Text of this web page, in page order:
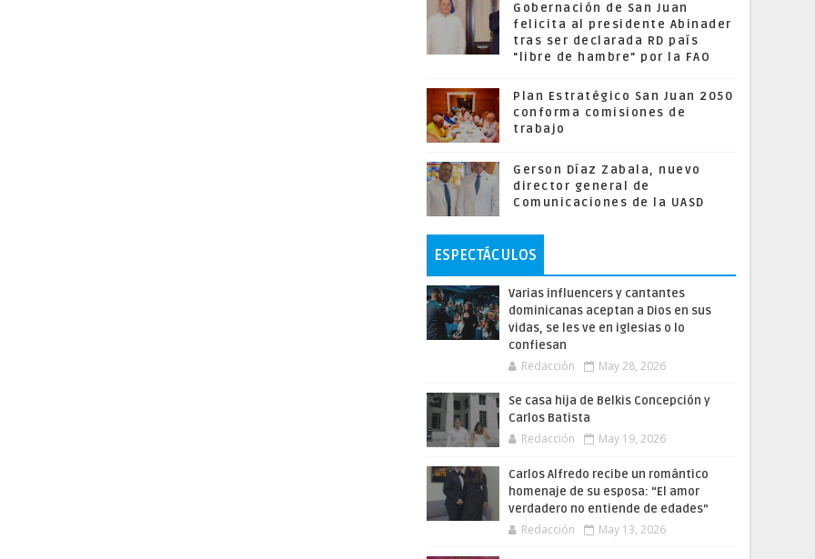
Gobernación de San Juan
felicita al presidente Abinader
tras ser declarada RD país
"libre de hambre" por la FAO
Plan Estratégico San Juan 2050
conforma comisiones de
trabajo
Gerson Díaz Zabala, nuevo
director general de
Comunicaciones de la UASD
ESPECTÁCULOS
Varias influencers y cantantes
dominicanas aceptan a Dios en sus
vidas, se les ve en iglesias o lo
confiesan
Redacción May 28, 2026
Se casa hija de Belkis Concepción y
Carlos Batista
Redacción May 19, 2026
Carlos Alfredo recibe un romántico
homenaje de su esposa: “El amor
verdadero no entiende de edades”
Redacción May 13, 2026